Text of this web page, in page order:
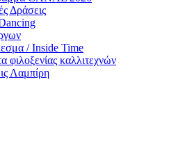
Δράσεις
/ Inside Time
φιλοξενίας καλλιτεχνών
Λαμπίρη